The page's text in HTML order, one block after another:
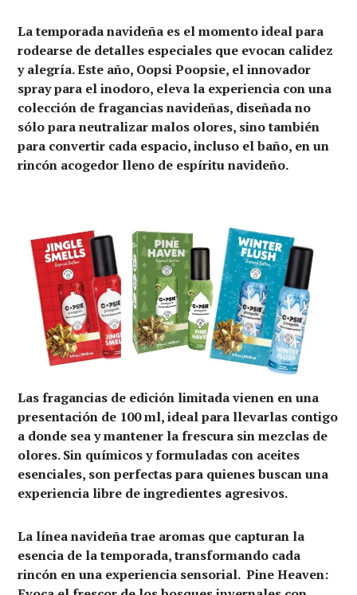
La temporada navideña es el momento ideal para
rodearse de detalles especiales que evocan calidez
y alegría. Este año, Oopsi Poopsie, el innovador
spray para el inodoro, eleva la experiencia con una
colección de fragancias navideñas, diseñada no
sólo para neutralizar malos olores, sino también
para convertir cada espacio, incluso el baño, en un
rincón acogedor lleno de espíritu navideño.
Las fragancias de edición limitada vienen en una
presentación de 100 ml, ideal para llevarlas contigo
a donde sea y mantener la frescura sin mezclas de
olores. Sin químicos y formuladas con aceites
esenciales, son perfectas para quienes buscan una
experiencia libre de ingredientes agresivos.
La línea navideña trae aromas que capturan la
esencia de la temporada, transformando cada
rincón en una experiencia sensorial. Pine Heaven: